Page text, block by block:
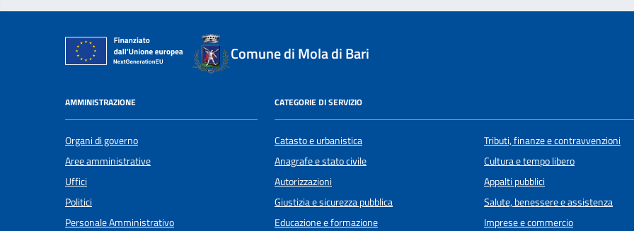
Comune di Mola di Bari
AMMINISTRAZIONE
Organi di governo
Aree amministrative
Uffici
Politici
Personale Amministrativo
CATEGORIE DI SERVIZIO
Catasto e urbanistica
Anagrafe e stato civile
Autorizzazioni
Giustizia e sicurezza pubblica
Educazione e formazione
Tributi, finanze e contravvenzioni
Cultura e tempo libero
Appalti pubblici
Salute, benessere e assistenza
Imprese e commercio